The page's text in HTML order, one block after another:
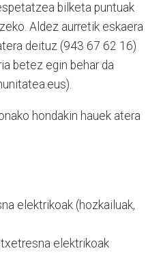
bilketa puntuak
Aldez aurretik eskaera
deituz (943 67 62 16)
betez egin behar da
hondakin hauek atera
elektrikoak (hozkailuak,
elektrikoak